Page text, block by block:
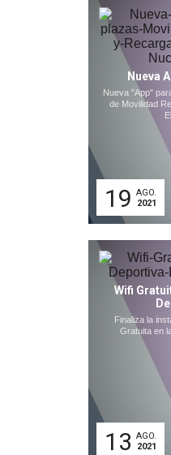
Nueva
Nueva "App"
de Movilidad
19 AGO.
2021
Wifi
Finaliza la
Gratuita en
13 AGO.
2021